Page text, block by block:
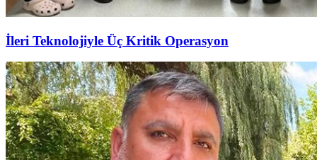
İleri Teknolojiyle Üç Kritik Operasyon